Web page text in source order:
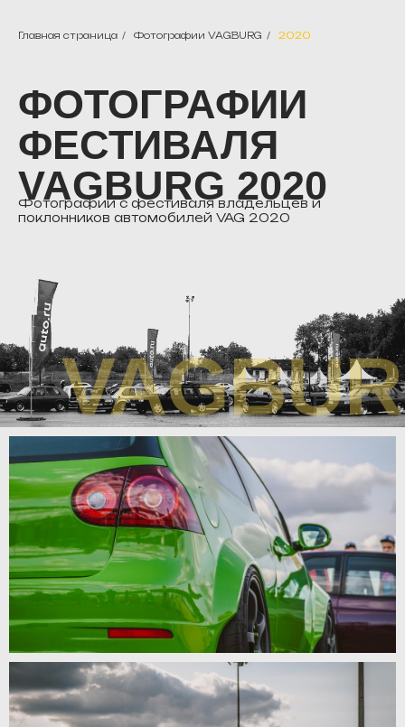
Главная страница / Фотографии VAGBURG / 2020
ФОТОГРАФИИ
ФЕСТИВАЛЯ
VAGBURG 2020
Фотографии с фестиваля владельцев и
поклонников автомобилей VAG 2020